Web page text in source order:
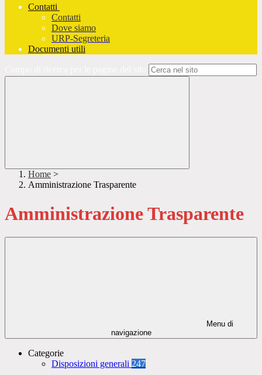
Contatti
Contatti
Dove siamo
URP-Segreteria
Documenti utili
Home >
Amministrazione Trasparente
Amministrazione Trasparente
Menu di
navigazione
Categorie
Disposizioni generali 247